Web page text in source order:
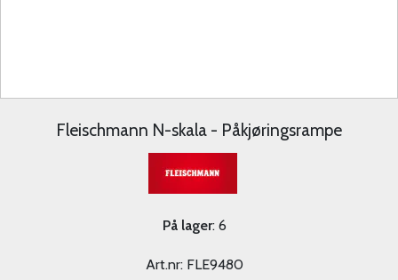
Fleischmann N-skala - Påkjøringsrampe
På lager: 6
Art.nr: FLE9480